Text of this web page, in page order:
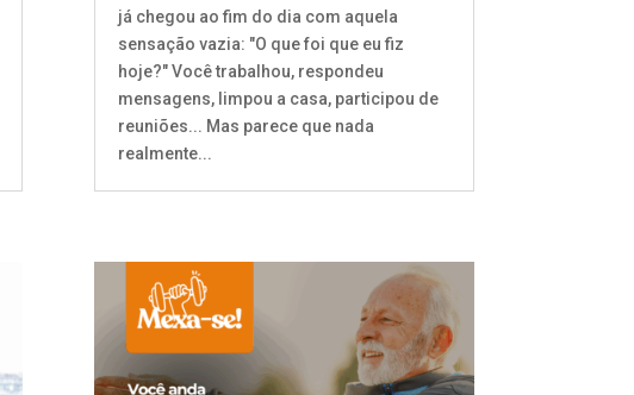
já chegou ao fim do dia com aquela
sensação vazia: "O que foi que eu fiz
hoje?" Você trabalhou, respondeu
mensagens, limpou a casa, participou de
reuniões... Mas parece que nada
realmente...